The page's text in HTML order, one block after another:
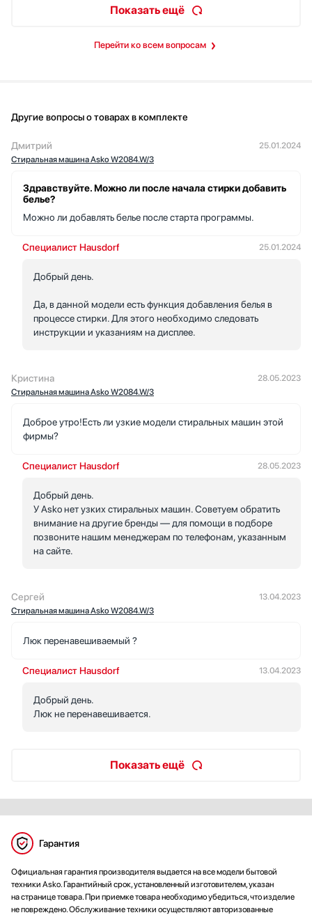
Показать ещё
Перейти ко всем вопросам
Другие вопросы о товарах в комплекте
Дмитрий
Стиральная машина Asko W2084.W/3
25.01.2024
Здравствуйте. Можно ли после начала стирки добавить
белье?
Можно ли добавлять белье после старта программы.
Специалист Hausdorf 25.01.2024
Добрый день.
Да, в данной модели есть функция добавления белья в
процессе стирки. Для этого необходимо следовать
инструкции и указаниям на дисплее.
Кристина
Стиральная машина Asko W2084.W/3
28.05.2023
Доброе утро!Есть ли узкие модели стиральных машин этой
фирмы?
Специалист Hausdorf 28.05.2023
Добрый день.
У Asko нет узких стиральных машин. Советуем обратить
внимание на другие бренды — для помощи в подборе
позвоните нашим менеджерам по телефонам, указанным
на сайте.
Сергей
Стиральная машина Asko W2084.W/3
13.04.2023
Люк перенавешиваемый ?
Специалист Hausdorf 13.04.2023
Добрый день.
Люк не перенавешивается.
Показать ещё
Гарантия
Официальная гарантия производителя выдается на все модели бытовой
техники Asko. Гарантийный срок, установленный изготовителем, указан
на странице товара. При приемке товара необходимо убедиться, что изделие
не повреждено. Обслуживание техники осуществляют авторизованные